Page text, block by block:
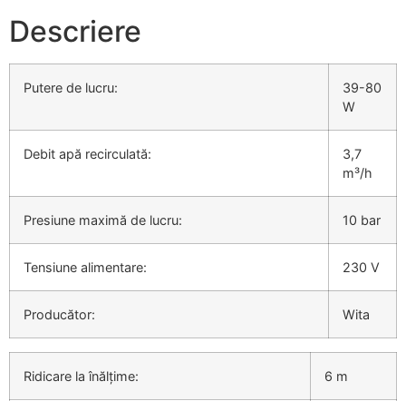
Descriere
Putere de lucru:
39-80
W
Debit apă recirculată:
3,7
m³/h
Presiune maximă de lucru: 10 bar
Tensiune alimentare: 230 V
Producător: Wita
Ridicare la înălțime: 6 m